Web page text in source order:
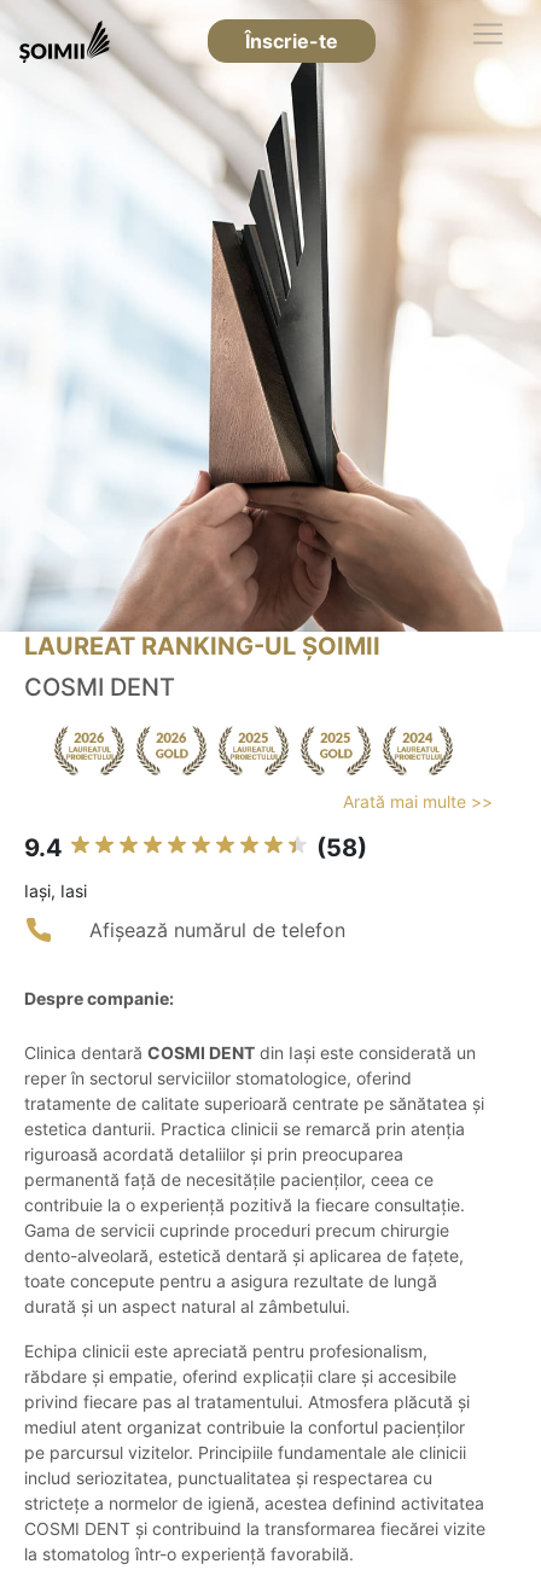
Înscrie-te
LAUREAT RANKING-UL ȘOIMII
COSMI DENT
Arată mai multe >>
9.4 (58)
Iaşi, Iasi
Afișează numărul de telefon
Despre companie:
Clinica dentară COSMI DENT din Iași este considerată un
reper în sectorul serviciilor stomatologice, oferind
tratamente de calitate superioară centrate pe sănătatea și
estetica danturii. Practica clinicii se remarcă prin atenția
riguroasă acordată detaliilor și prin preocuparea
permanentă față de necesitățile pacienților, ceea ce
contribuie la o experiență pozitivă la fiecare consultație.
Gama de servicii cuprinde proceduri precum chirurgie
dento-alveolară, estetică dentară și aplicarea de fațete,
toate concepute pentru a asigura rezultate de lungă
durată și un aspect natural al zâmbetului.
Echipa clinicii este apreciată pentru profesionalism,
răbdare și empatie, oferind explicații clare și accesibile
privind fiecare pas al tratamentului. Atmosfera plăcută și
mediul atent organizat contribuie la confortul pacienților
pe parcursul vizitelor. Principiile fundamentale ale clinicii
includ seriozitatea, punctualitatea și respectarea cu
strictețe a normelor de igienă, acestea definind activitatea
COSMI DENT și contribuind la transformarea fiecărei vizite
la stomatolog într-o experiență favorabilă.